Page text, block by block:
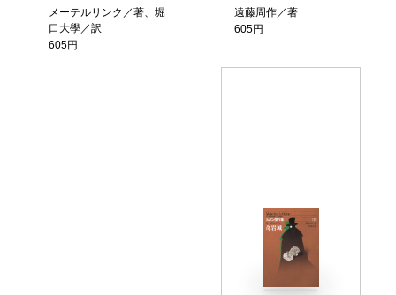
メーテルリンク／著、堀
口大學／訳
605円
遠藤周作／著
605円